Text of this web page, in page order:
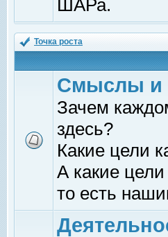
ШАРа.
Точка роста
Смыслы и
Зачем
здесь?
Какие цели
А какие
то есть